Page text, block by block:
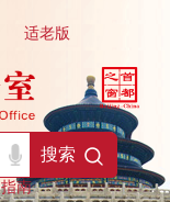
指南
搜索
适老版